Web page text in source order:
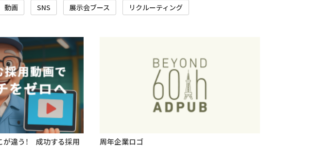
動画 SNS 展示会ブース リクルーティング
が違う！ 成功する採用
周年企業ロゴ